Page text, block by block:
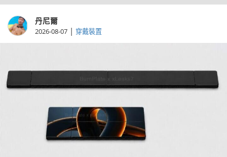
丹尼爾
2026-08-07 | 穿戴裝置